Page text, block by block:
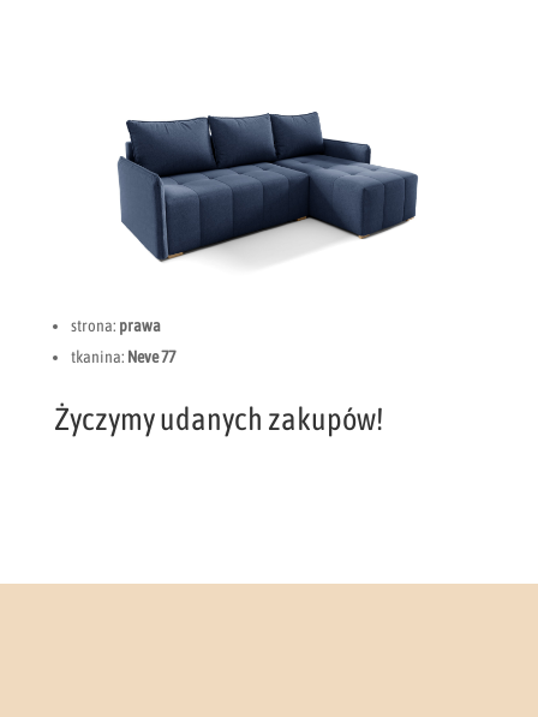
strona: prawa
tkanina: Neve 77
Życzymy udanych zakupów!